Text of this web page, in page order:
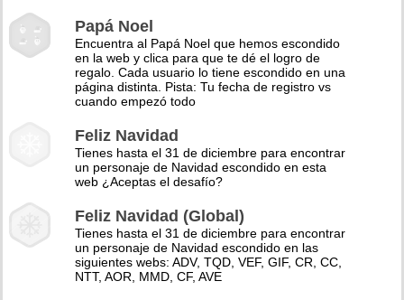
Papá Noel
Encuentra al Papá Noel que hemos escondido
en la web y clica para que te dé el logro de
regalo. Cada usuario lo tiene escondido en una
página distinta. Pista: Tu fecha de registro vs
cuando empezó todo
Feliz Navidad
Tienes hasta el 31 de diciembre para encontrar
un personaje de Navidad escondido en esta
web ¿Aceptas el desafío?
Feliz Navidad (Global)
Tienes hasta el 31 de diciembre para encontrar
un personaje de Navidad escondido en las
siguientes webs: ADV, TQD, VEF, GIF, CR, CC,
NTT, AOR, MMD, CF, AVE